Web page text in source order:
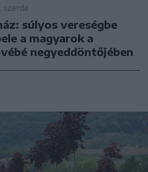
szerda
súlyos vereségbe
a magyarok a
negyeddöntőjében